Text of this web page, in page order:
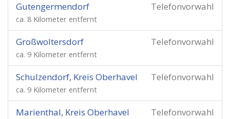
Telefonvorwahl
Gutengermendorf
ca. 8 Kilometer entfernt
Telefonvorwahl
Großwoltersdorf
ca. 9 Kilometer entfernt
Telefonvorwahl
Schulzendorf, Kreis Oberhavel
ca. 9 Kilometer entfernt
Telefonvorwahl
Marienthal, Kreis Oberhavel